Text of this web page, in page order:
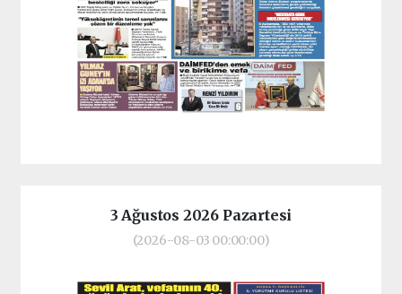
3 Ağustos 2026 Pazartesi
(2026-08-03 00:00:00)